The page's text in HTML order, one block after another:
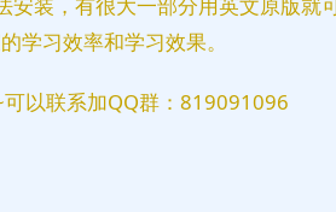
安装，有很大一部分用英文原版
学习效率和学习效果。
以联系加QQ群：819091096